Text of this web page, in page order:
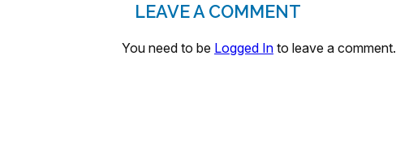
LEAVE A COMMENT
You need to be Logged In to leave a comment.